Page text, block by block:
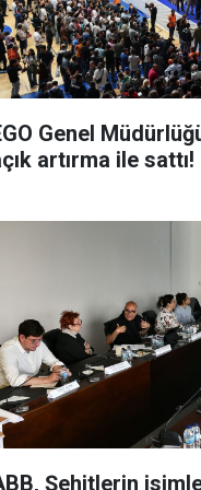
Genel
artırma ile sattı!
Şehitlerin